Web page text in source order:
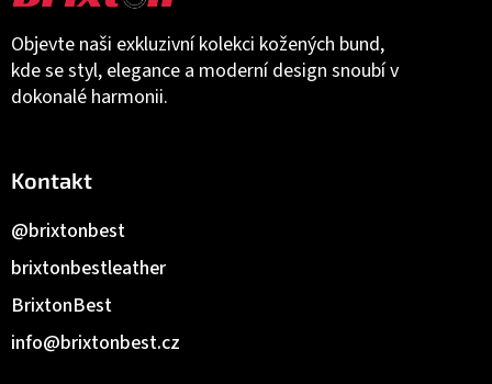
Objevte naši exkluzivní kolekci kožených bund,
kde se styl, elegance a moderní design snoubí v
dokonalé harmonii.
Kontakt
info@brixtonbest.cz
BrixtonBest
brixtonbestleather
@brixtonbest